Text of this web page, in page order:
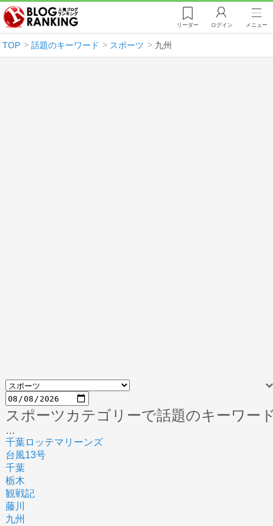
リーダー ログイン メニュー
TOP 話題のキーワード スポーツ 九州
スポーツカテゴリーで話題のキーワー
…
千葉ロッテマリーンズ
台風13号
千葉
栃木
観戦記
藤川
九州